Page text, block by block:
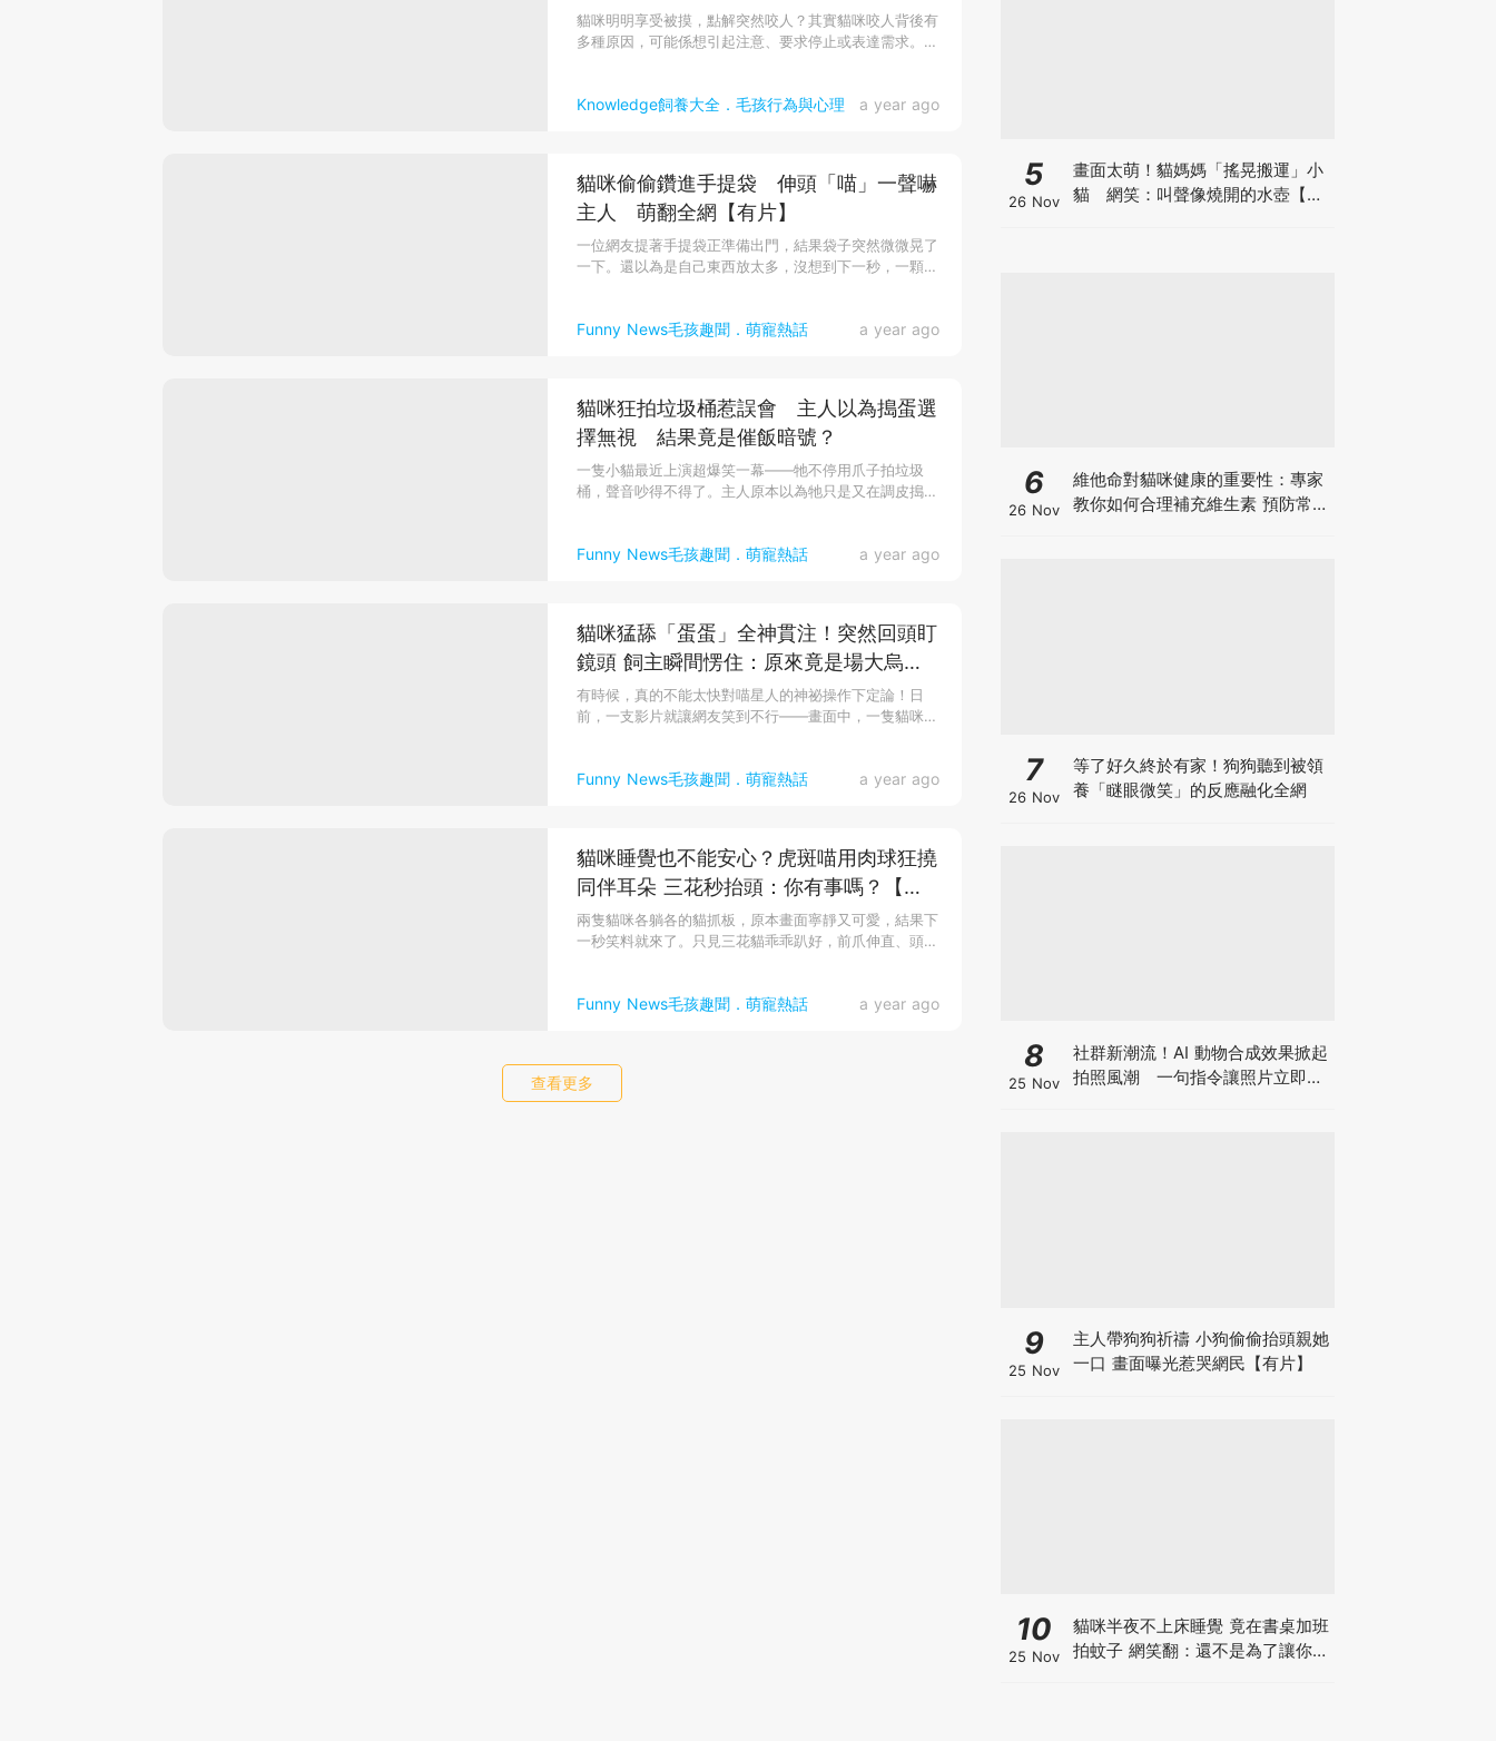
Knowledge飼養大全．毛孩行為與心理 a year ago
慣
貓咪明明享受被摸，點解突然咬人？其實貓咪咬人背後有
多種原因，可能係想引起注意、要求停止或表達需求。
Funny News毛孩趣聞．萌寵熱話 a year ago
貓咪偷偷鑽進手提袋 伸頭「喵」一聲嚇
主人 萌翻全網【有片】
一位網友提著手提袋正準備出門，結果袋子突然微微晃了
一下。還以為是自己東西放太多，沒想到下一秒，一顆毛
Funny News毛孩趣聞．萌寵熱話 a year ago
貓咪狂拍垃圾桶惹誤會 主人以為搗蛋選
擇無視 結果竟是催飯暗號？
一隻小貓最近上演超爆笑一幕——牠不停用爪子拍垃圾
桶，聲音吵得不得了。主人原本以為牠只是又在調皮搗
Funny News毛孩趣聞．萌寵熱話 a year ago
貓咪猛舔「蛋蛋」全神貫注！突然回頭盯
鏡頭 飼主瞬間愣住：原來竟是場大烏
龍？
有時候，真的不能太快對喵星人的神祕操作下定論！日
前，一支影片就讓網友笑到不行——畫面中，一隻貓咪低
Funny News毛孩趣聞．萌寵熱話 a year ago
貓咪睡覺也不能安心？虎斑喵用肉球狂撓
同伴耳朵 三花秒抬頭：你有事嗎？【有
片】
兩隻貓咪各躺各的貓抓板，原本畫面寧靜又可愛，結果下
一秒笑料就來了。只見三花貓乖乖趴好，前爪伸直、頭靠
查看更多
5
26 Nov
畫面太萌！貓媽媽「搖晃搬運」小
貓 網笑：叫聲像燒開的水壺【有
6
26 Nov
維他命對貓咪健康的重要性：專家
教你如何合理補充維生素 預防常見
7
26 Nov
等了好久終於有家！狗狗聽到被領
養「瞇眼微笑」的反應融化全網
8
25 Nov
社群新潮流！AI 動物合成效果掀起
拍照風潮 一句指令讓照片立即升
9
25 Nov
主人帶狗狗祈禱 小狗偷偷抬頭親她
一口 畫面曝光惹哭網民【有片】
10
25 Nov
貓咪半夜不上床睡覺 竟在書桌加班
拍蚊子 網笑翻：還不是為了讓你睡